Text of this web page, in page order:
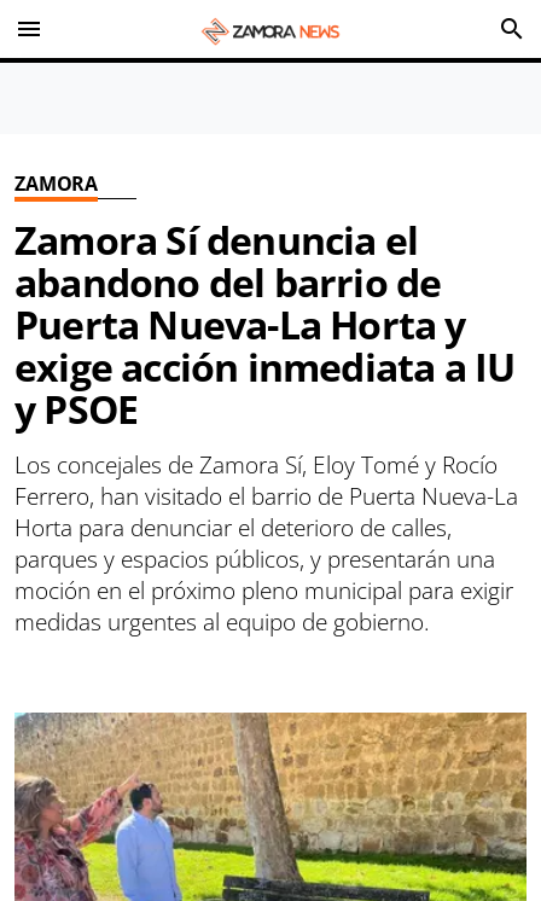
menu search
ZAMORA
Zamora Sí denuncia el
abandono del barrio de
Puerta Nueva-La Horta y
exige acción inmediata a IU
y PSOE
Los concejales de Zamora Sí, Eloy Tomé y Rocío
Ferrero, han visitado el barrio de Puerta Nueva-La
Horta para denunciar el deterioro de calles,
parques y espacios públicos, y presentarán una
moción en el próximo pleno municipal para exigir
medidas urgentes al equipo de gobierno.